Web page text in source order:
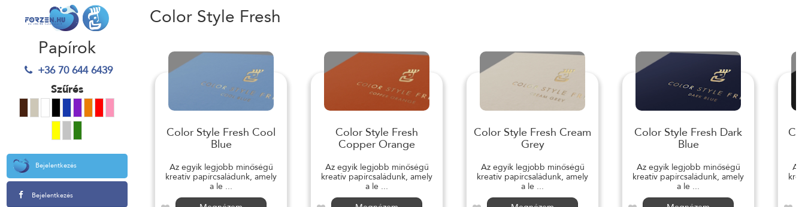
Papírok
+36 70 644 6439
Szűrés
Bejelentkezés
Bejelentkezés
Color Style Fresh
Color Style Fresh Cool
Blue
Az egyik legjobb minőségű
kreatív papírcsaládunk, amely
a le ...
Color Style Fresh
Copper Orange
Az egyik legjobb minőségű
kreatív papírcsaládunk, amely
a le ...
Color Style Fresh Cream
Grey
Az egyik legjobb minőségű
kreatív papírcsaládunk, amely
a le ...
Color Style Fresh Dark
Blue
Az egyik legjobb minőségű
kreatív papírcsaládunk, amely
a le ...
Az